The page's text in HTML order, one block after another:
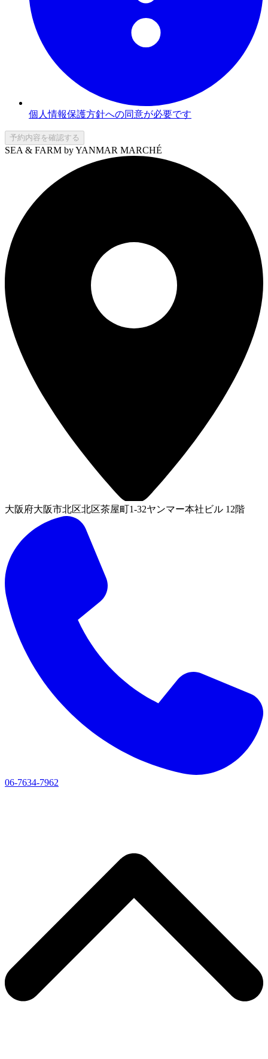
個人情報保護方針への同意が必要です
予約内容を確認する
SEA & FARM by YANMAR MARCHÉ
大阪府大阪市北区北区茶屋町1-32ヤンマー本社ビル 12階
06-7634-7962